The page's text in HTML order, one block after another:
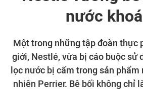
nước
Một trong những tập đoàn thực
giới, Nestlé, vừa bị cáo buộc sử
lọc nước bị cấm trong sản
nhiên Perrier. Bê bối không chỉ